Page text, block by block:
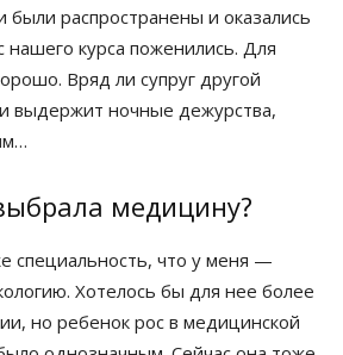
были распространены и оказались
нашего курса поженились. Для
Вряд ли супруг другой
выдержит ночные дежурства,
медицину?
специальность, что у меня —
Хотелось бы для нее более
но ребенок рос в медицинской